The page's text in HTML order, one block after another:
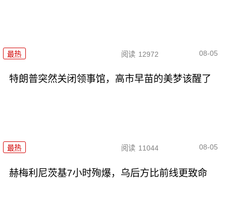
最热 阅读 12972 08-05
特朗普突然关闭领事馆，高市早苗的美梦该醒了
最热 阅读 11044 08-05
赫梅利尼茨基7小时殉爆，乌后方比前线更致命